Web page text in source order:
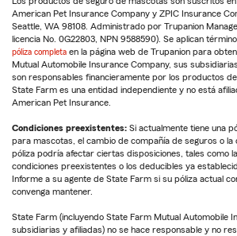
American Pet Insurance Company y ZPIC Insurance
Seattle, WA 98108. Administrado por Trupanion
licencia No. 0G22803, NPN 9588590). Se aplican
póliza completa en la página web de Trupanion para
Mutual Automobile Insurance Company, sus
son responsables financieramente por los productos
State Farm es una entidad independiente y no está
American Pet Insurance.
Condiciones preexistentes: Si actualmente tiene una
para mascotas, el cambio de compañía de seguros o la
póliza podría afectar ciertas disposiciones, tales como
condiciones preexistentes o los deducibles ya
Informe a su agente de State Farm si su póliza actual
convenga mantener.
State Farm (incluyendo State Farm Mutual Automobile
subsidiarias y afiliadas) no se hace responsable y no